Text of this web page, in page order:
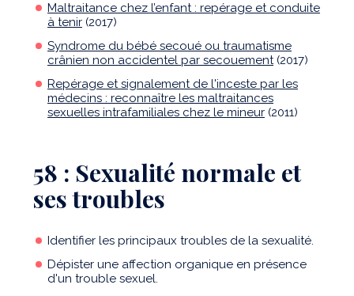
Maltraitance chez l’enfant : repérage et conduite
à tenir (2017)
Syndrome du bébé secoué ou traumatisme
crânien non accidentel par secouement(2017)
Repérage et signalement de l'inceste par les
médecins : reconnaître les maltraitances
sexuelles intrafamiliales chez le mineur (2011)
58 : Sexualité normale et
ses troubles
Identifier les principaux troubles de la sexualité.
Dépister une affection organique en présence
d'un trouble sexuel.